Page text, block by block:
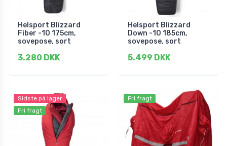
Helsport Blizzard
Fiber -10 175cm,
sovepose, sort
3.280 DKK
Helsport Blizzard
Down -10 185cm,
sovepose, sort
5.499 DKK
Sidste på lager
Fri fragt
Fri fragt